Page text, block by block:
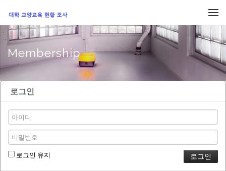
Membership
로그인
로그인 유지